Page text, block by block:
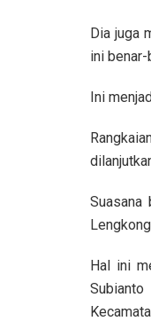
Dia juga
ini
Ini
Suasana
Hal ini